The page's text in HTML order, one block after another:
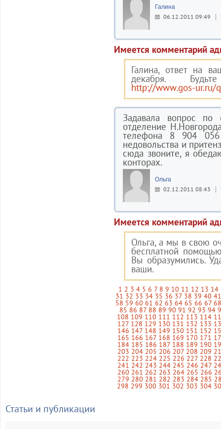
Галина
06.12.2011 09:49
Имеется комментарий
Галина, ответ на
декабря.
http://www.gos-ur.ru/
Задавала вопрос
отделение
телефона 8 904
недовольства и
сюда звоните, я
конторах.
Ольга
02.12.2011 08:43
Имеется комментарий
Ольга, а мы в свою
бесплатной
Вы образумились.
ваши.
1 2 3 4 5 6 7 8 9 10 11 12 13 14
31 32 33 34 35 36 37 38 39 40
58 59 60 61 62 63 64 65 66 67 68
85 86 87 88 89 90 91 92 93 94
108 109 110 111 112 113 114
127 128 129 130 131 132 133
146 147 148 149 150 151 152
165 166 167 168 169 170 171
184 185 186 187 188 189 190
203 204 205 206 207 208 209
222 223 224 225 226 227 228
241 242 243 244 245 246 247
260 261 262 263 264 265 266
279 280 281 282 283 284 285
298 299 300 301 302 303 304
Статьи и публикации